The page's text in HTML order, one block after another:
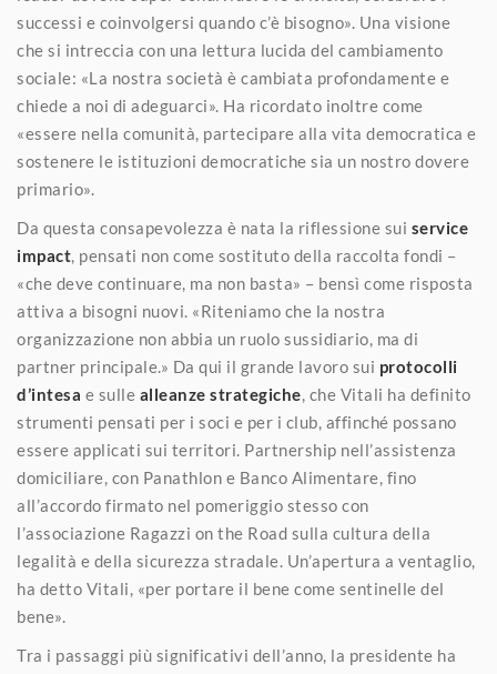
successi e coinvolgersi quando c’è bisogno». Una visione
che si intreccia con una lettura lucida del cambiamento
sociale: «La nostra società è cambiata profondamente e
chiede a noi di adeguarci». Ha ricordato inoltre come
«essere nella comunità, partecipare alla vita democratica e
sostenere le istituzioni democratiche sia un nostro dovere
primario».
Da questa consapevolezza è nata la riflessione sui service
impact, pensati non come sostituto della raccolta fondi –
«che deve continuare, ma non basta» – bensì come risposta
attiva a bisogni nuovi. «Riteniamo che la nostra
organizzazione non abbia un ruolo sussidiario, ma di
partner principale.» Da qui il grande lavoro sui protocolli
d’intesa e sulle alleanze strategiche, che Vitali ha definito
strumenti pensati per i soci e per i club, affinché possano
essere applicati sui territori. Partnership nell’assistenza
domiciliare, con Panathlon e Banco Alimentare, fino
all’accordo firmato nel pomeriggio stesso con
l’associazione Ragazzi on the Road sulla cultura della
legalità e della sicurezza stradale. Un’apertura a ventaglio,
ha detto Vitali, «per portare il bene come sentinelle del
bene».
Tra i passaggi più significativi dell’anno, la presidente ha